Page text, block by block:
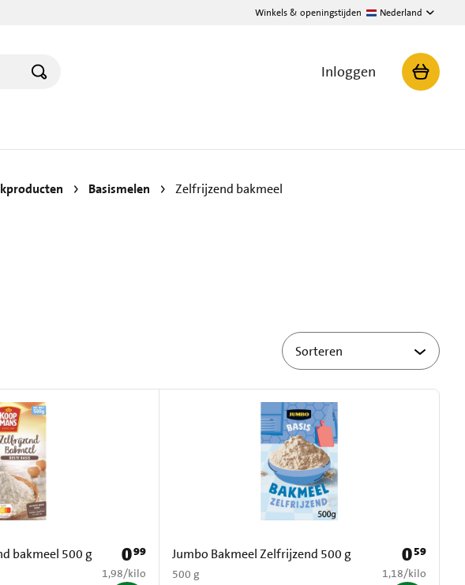
Winkels & openingstijden Nederland
Inloggen
Basismelen Zelfrijzend bakmeel
bakmeel 500 g Prijs: € 0,99
099
€ 1,98 per kilo
1,98/kilo
Jumbo Bakmeel Zelfrijzend 500 g
500 g
Prijs: € 0,59
059
€ 1,18 per kilo
1,18/kilo